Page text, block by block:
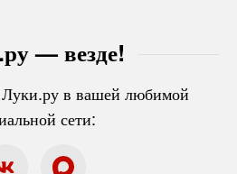
— везде!
в вашей любимой
сети: